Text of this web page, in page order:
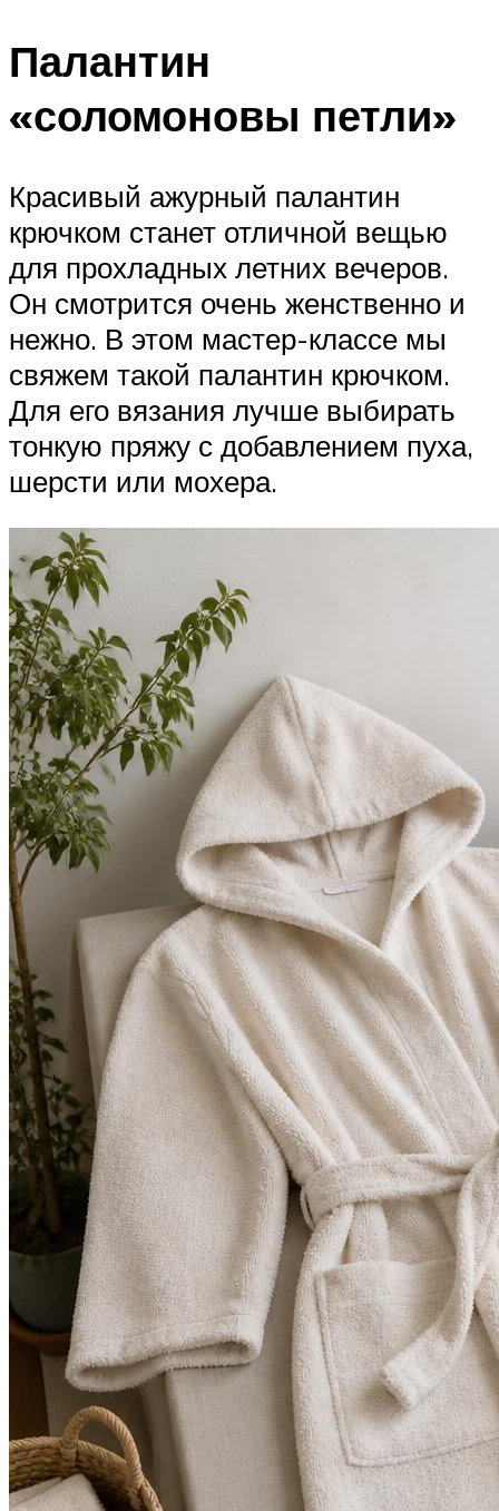
Палантин
«соломоновы петли»
Красивый ажурный палантин
крючком станет отличной вещью
для прохладных летних вечеров.
Он смотрится очень женственно и
нежно. В этом мастер-классе мы
свяжем такой палантин крючком.
Для его вязания лучше выбирать
тонкую пряжу с добавлением пуха,
шерсти или мохера.